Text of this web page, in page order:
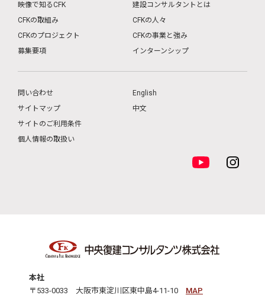
映像で知るCFK
建設コンサルタントとは
CFKの取組み
CFKの人々
CFKのプロジェクト
CFKの事業と強み
募集要項
インターンシップ
問い合わせ
サイトマップ
サイトのご利用条件
個人情報の取扱い
English
中文
本社
〒533-0033 大阪市東淀川区東中島4-11-10 MAP